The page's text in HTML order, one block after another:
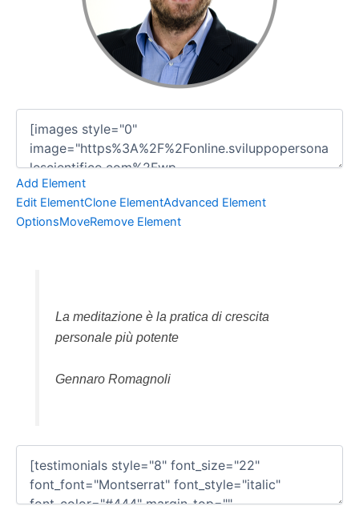
Add Element
Edit ElementClone ElementAdvanced Element
OptionsMoveRemove Element
La meditazione è la pratica di crescita
personale più potente
Gennaro Romagnoli